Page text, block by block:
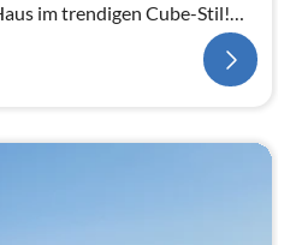
im trendigen Cube-Stil!